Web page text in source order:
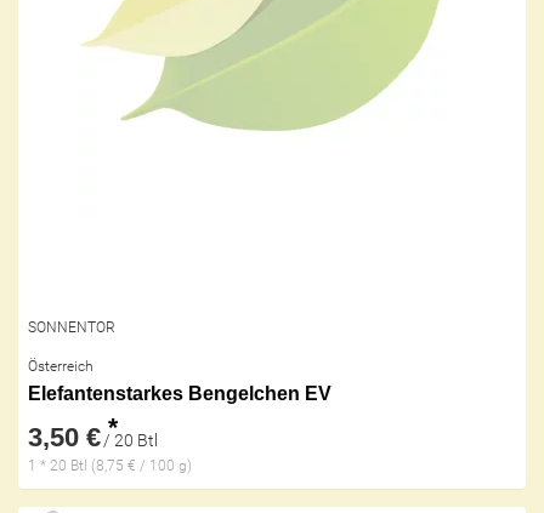
SONNENTOR
Österreich
Elefantenstarkes Bengelchen EV
3,50 € *
/ 20 Btl
1 * 20 Btl (8,75 € / 100 g)